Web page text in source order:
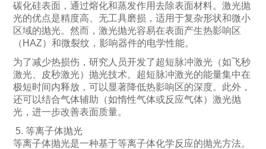
碳化硅表面，通过熔化和蒸发作用去除表面材料。激光抛
光的优点是精度高、无工具磨损，适用于复杂形状和微小
区域的抛光。然而，激光抛光容易在表面产生热影响区
（HAZ）和微裂纹，影响器件的电学性能。
为了减少热损伤，研究人员开发了超短脉冲激光（如飞秒
激光、皮秒激光）抛光技术。超短脉冲激光的能量集中在
极短时间内释放，可以显著降低热影响区的深度。此外，
还可以结合气体辅助（如惰性气体或反应气体）激光抛
光，进一步改善表面质量。
5. 等离子体抛光
等离子体抛光是一种基于等离子体化学反应的抛光方法。